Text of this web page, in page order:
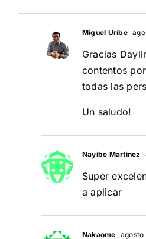
Miguel Uribe
Gracias
contentos
todas las
Un saludo!
Nayibe Martinez
Super
a aplicar
Nakaome agosto